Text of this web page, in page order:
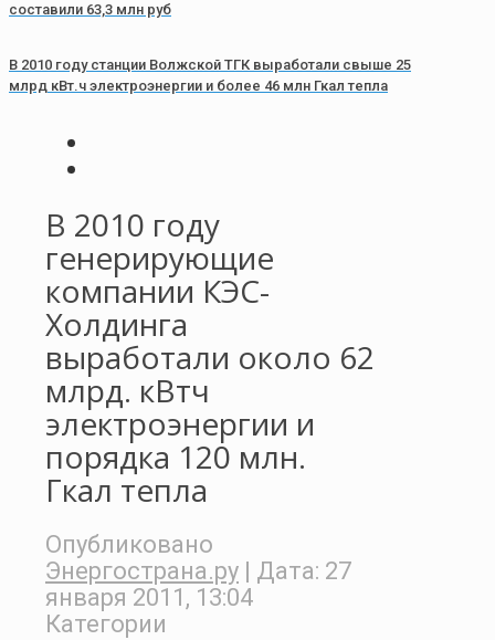
составили 63,3 млн руб
В 2010 году станции Волжской ТГК выработали свыше 25
млрд кВт.ч электроэнергии и более 46 млн Гкал тепла
В 2010 году
генерирующие
компании КЭС-
Холдинга
выработали около 62
млрд. кВтч
электроэнергии и
порядка 120 млн.
Гкал тепла
Опубликовано
Энергострана.ру
| Дата: 27
января 2011, 13:04
Категории